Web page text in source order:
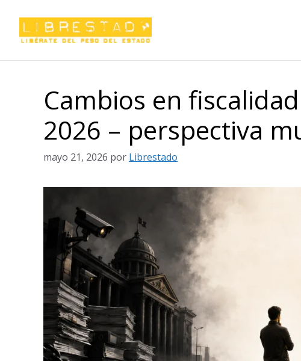
contenido
Cambios en
2026 – perspectiva
mayo 21, 2026 por Librestado